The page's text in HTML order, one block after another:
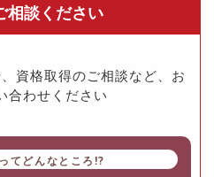
相談ください
資格取得のご相談など、お
合わせください
てどんなところ!?